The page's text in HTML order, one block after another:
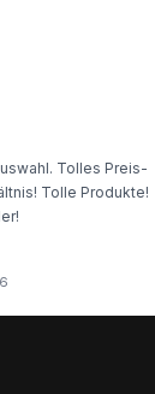
Tolles Preis-
Tolle Produkte!